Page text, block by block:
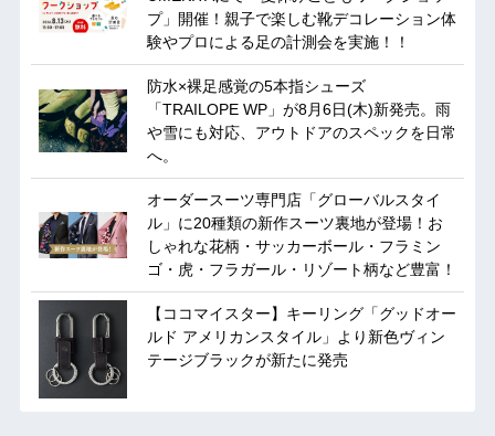
プ」開催！親子で楽しむ靴デコレーション体
験やプロによる足の計測会を実施！！
防水×裸足感覚の5本指シューズ
「TRAILOPE WP」が8月6日(木)新発売。雨
や雪にも対応、アウトドアのスペックを日常
へ。
オーダースーツ専門店「グローバルスタイ
ル」に20種類の新作スーツ裏地が登場！お
しゃれな花柄・サッカーボール・フラミン
ゴ・虎・フラガール・リゾート柄など豊富！
【ココマイスター】キーリング「グッドオー
ルド アメリカンスタイル」より新色ヴィン
テージブラックが新たに発売